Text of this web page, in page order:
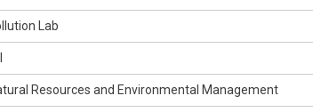
Lab
Resources and Environmental Management